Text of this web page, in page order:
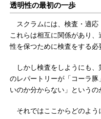
透明性の最初の一歩
スクラムには、検査・適応
これらは相互に関係があり
性を保つために検査をする必
しかし検査をしようにも、
のレパートリーが「コーラ
いのか分からない」というの
それではここからどのよう